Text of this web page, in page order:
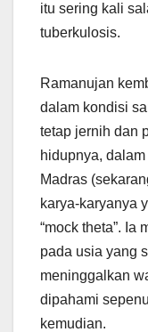
itu sering kali
tuberkulosis.
Ramanujan
dalam kondisi
tetap jernih dan
hidupnya,
Madras
karya-karyanya
“mock theta”. Ia
pada usia yang
meninggalkan
dipahami
kemudian.